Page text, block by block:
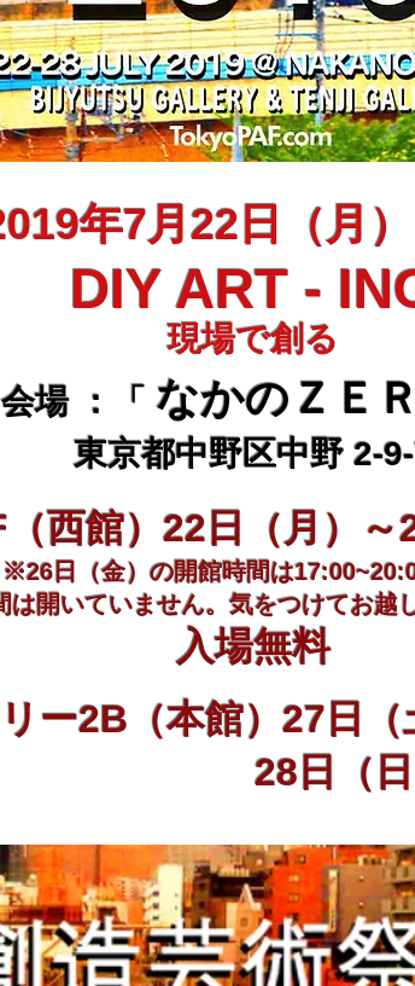
年7月22日（月）
DIY ART -
現場で創る
会場 ：「 なかのＺＥ
東京都中野区中野 2-
西館）22日（月）
※26日（金）の開館時間は
は開いていません。気をつけてお越
入場無料
ー2B（本館）27日
日）